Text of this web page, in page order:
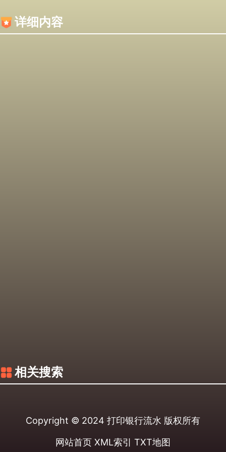
详细内容
相关搜索
Copyright © 2024 打印银行流水 版权所有
网站首页 XML索引 TXT地图